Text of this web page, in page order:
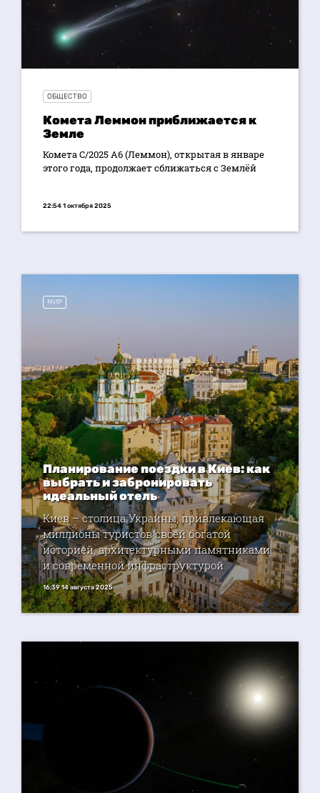
ОБЩЕСТВО
Комета Леммон приближается к
Земле
Комета C/2025 A6 (Леммон), открытая в январе
этого года, продолжает сближаться с Землёй
22:54 1 октября 2025
МИР
Планирование поездки в Киев: как
выбрать и забронировать
идеальный отель
Киев – столица Украины, привлекающая
миллионы туристов своей богатой
историей, архитектурными памятниками
и современной инфраструктурой
16:39 14 августа 2025